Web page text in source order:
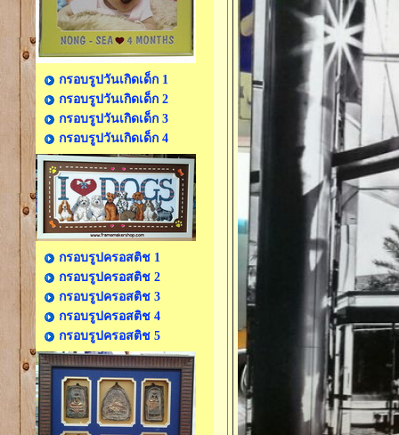
กรอบรูปวันเกิดเด็ก 1
กรอบรูปวันเกิดเด็ก 2
กรอบรูปวันเกิดเด็ก 3
กรอบรูปวันเกิดเด็ก 4
กรอบรูปครอสติช 1
กรอบรูปครอสติช 2
กรอบรูปครอสติช 3
กรอบรูปครอสติช 4
กรอบรูปครอสติช 5